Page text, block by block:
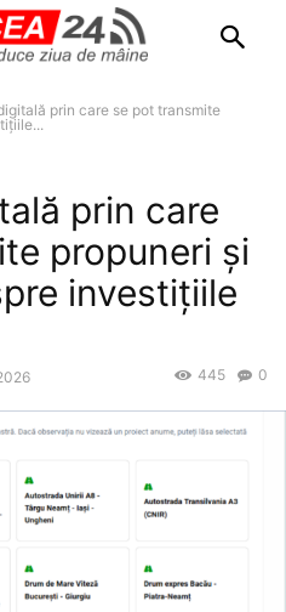
prin care se pot transmite
prin care
propuneri și
investițiile
0
445